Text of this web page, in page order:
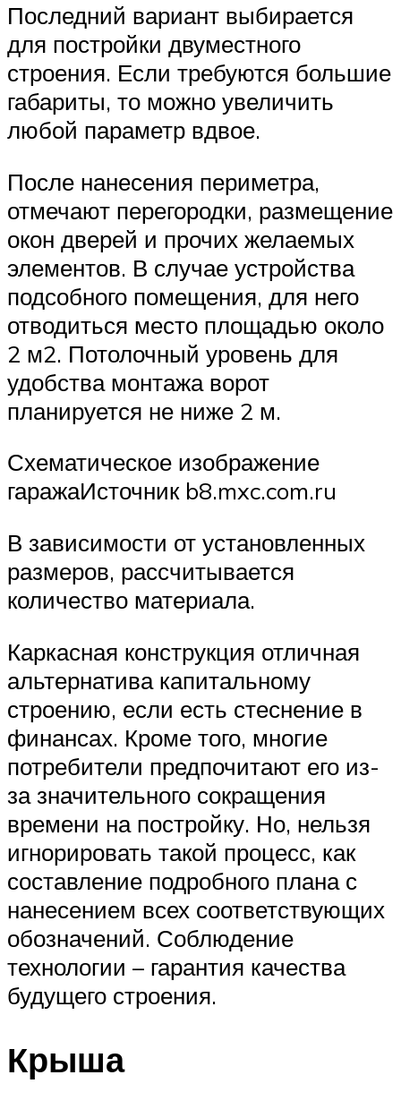
Последний вариант выбирается
для постройки двуместного
строения. Если требуются большие
габариты, то можно увеличить
любой параметр вдвое.
После нанесения периметра,
отмечают перегородки, размещение
окон дверей и прочих желаемых
элементов. В случае устройства
подсобного помещения, для него
отводиться место площадью около
2 м2. Потолочный уровень для
удобства монтажа ворот
планируется не ниже 2 м.
Схематическое изображение
гаражаИсточник b8.mxc.com.ru
В зависимости от установленных
размеров, рассчитывается
количество материала.
Каркасная конструкция отличная
альтернатива капитальному
строению, если есть стеснение в
финансах. Кроме того, многие
потребители предпочитают его из-
за значительного сокращения
времени на постройку. Но, нельзя
игнорировать такой процесс, как
составление подробного плана с
нанесением всех соответствующих
обозначений. Соблюдение
технологии – гарантия качества
будущего строения.
Крыша